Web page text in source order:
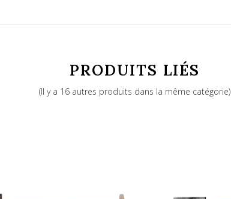
1.435 kg
PRODUITS LIÉS
(Il y a 16 autres produits dans la même catégorie)